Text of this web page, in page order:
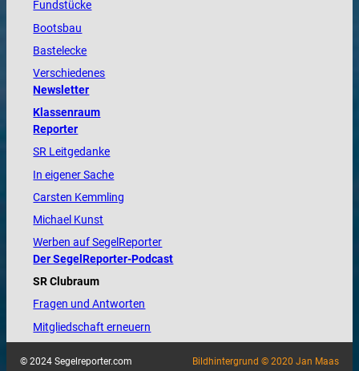
Fundstücke
Bootsbau
Bastelecke
Verschiedenes
Newsletter
Klassenraum
Reporter
SR Leitgedanke
In eigener Sache
Carsten Kemmling
Michael Kunst
Werben auf SegelReporter
Der SegelReporter-Podcast
SR Clubraum
Fragen und Antworten
Mitgliedschaft erneuern
© 2024 Segelreporter.com Bildhintergrund © 2020 Jan Maas